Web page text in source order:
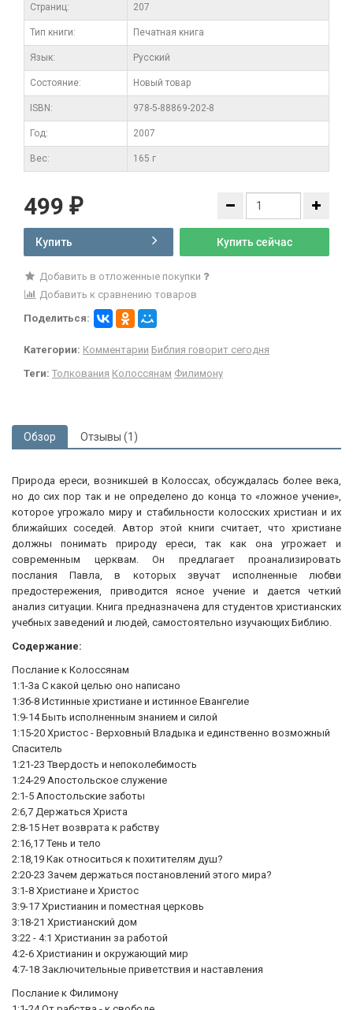
Cтраниц: 207
Тип книги: Печатная книга
Язык: Русский
Состояние: Новый товар
ISBN: 978-5-88869-202-8
Год: 2007
Вес: 165 г
499 ₽
Купить Купить сейчас
Добавить в отложенные покупки
Добавить к сравнению товаров
Поделиться:
Категории: Комментарии Библия говорит сегодня
Теги: Толкования Колоссянам Филимону
Обзор Отзывы (1)
Природа ереси, возникшей в Колоссах, обсуждалась более века,
но до сих пор так и не определено до конца то «ложное учение»,
которое угрожало миру и стабильности колосских христиан и их
ближайших соседей. Автор этой книги считает, что христиане
должны понимать природу ереси, так как она угрожает и
современным церквам. Он предлагает проанализировать
послания Павла, в которых звучат исполненные любви
предостережения, приводится ясное учение и дается четкий
анализ ситуации. Книга предназначена для студентов христианских
учебных заведений и людей, самостоятельно изучающих Библию.
Содержание:
Послание к Колоссянам
1:1-3а С какой целью оно написано
1:3б-8 Истинные христиане и истинное Евангелие
1:9-14 Быть исполненным знанием и силой
1:15-20 Христос - Верховный Владыка и единственно возможный
Спаситель
1:21-23 Твердость и непоколебимость
1:24-29 Апостольское служение
2:1-5 Апостольские заботы
2:6,7 Держаться Христа
2:8-15 Нет возврата к рабству
2:16,17 Тень и тело
2:18,19 Как относиться к похитителям душ?
2:20-23 Зачем держаться постановлений этого мира?
3:1-8 Христиане и Христос
3:9-17 Христианин и поместная церковь
3:18-21 Христианский дом
3:22 - 4:1 Христианин за работой
4:2-6 Христианин и окружающий мир
4:7-18 Заключительные приветствия и наставления
Послание к Филимону